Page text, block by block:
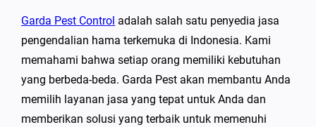
Garda Pest Control adalah salah satu penyedia jasa
pengendalian hama terkemuka di Indonesia. Kami
memahami bahwa setiap orang memiliki kebutuhan
yang berbeda-beda. Garda Pest akan membantu Anda
memilih layanan jasa yang tepat untuk Anda dan
memberikan solusi yang terbaik untuk memenuhi